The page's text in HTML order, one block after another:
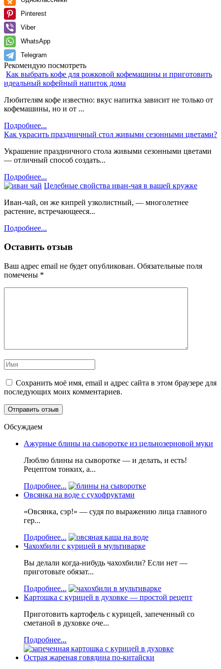
Pinterest
Viber
WhatsApp
Telegram
Рекомендую посмотреть
Как выбрать кофе для рожковой кофемашины и приготовить
идеальный кофейный напиток дома
Любителям кофе известно: вкус напитка зависит не только от
кофемашины, но и от ...
Подробнее...
Как украсить праздничный стол живыми сезонными цветами?
Украшение праздничного стола живыми сезонными цветами
— отличный способ создать...
Подробнее...
Целебные свойства иван-чая в вашей кружке
Иван-чай, он же кипрей узколистный, — многолетнее
растение, встречающееся...
Подробнее...
Оставить отзыв
Ваш адрес email не будет опубликован. Обязательные поля
помечены *
Сохранить моё имя, email и адрес сайта в этом браузере для
последующих моих комментариев.
Обсуждаем
Ажурные блины на сыворотке из цельнозерновой муки
Люблю блины на сыворотке — и делать, и есть!
Рецептом тонких, а...
Подробнее...
Овсянка на воде с сухофруктами
«Овсянка, сэр!» — судя по выражению лица главного
гер...
Подробнее...
Чахохбили с курицей в мультиварке
Вы делали когда-нибудь чахохбили? Если нет —
приготовьте обязат...
Подробнее...
Картошка с курицей в духовке — простой рецепт
Приготовить картофель с курицей, запеченный со
сметаной в духовке оче...
Подробнее...
Острая жареная говядина по-китайски